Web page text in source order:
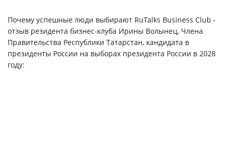
Почему успешные люди выбирают RuTalks Business Club -
отзыв резидента бизнес-клуба Ирины Волынец, Члена
Правительства Республики Татарстан, кандидата в
президенты России на выборах президента России в 2028
году: